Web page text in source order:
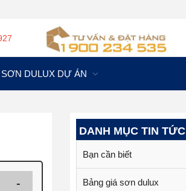
SƠN DULUX DỰ ÁN
DANH MỤC TIN TỨC
Bạn cần biết
Bảng giá sơn dulux